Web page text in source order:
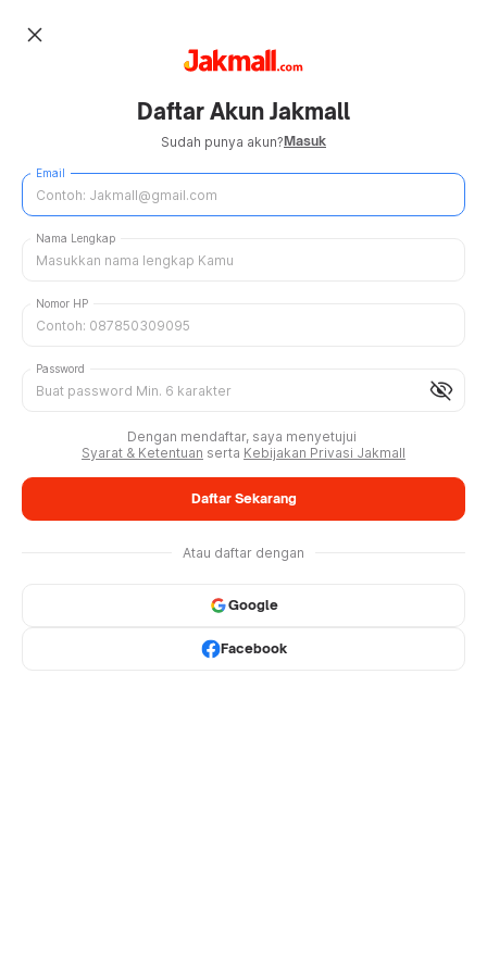
close
Daftar Akun Jakmall
Sudah punya akun?Masuk
Email
Nama Lengkap
Nomor HP
visibility_off
Password
Dengan mendaftar, saya menyetujui
Syarat & Ketentuan serta Kebijakan Privasi Jakmall
Daftar Sekarang
Atau daftar dengan
Google
Facebook